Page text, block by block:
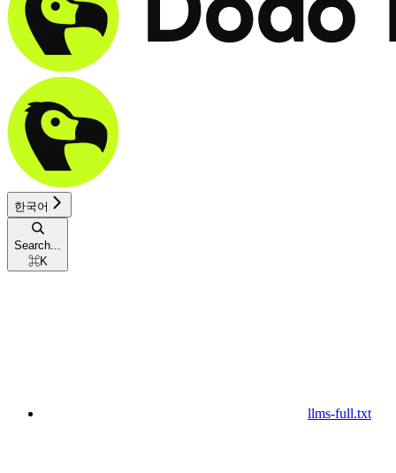
한국어
Search...
⌘K
llms-full.txt